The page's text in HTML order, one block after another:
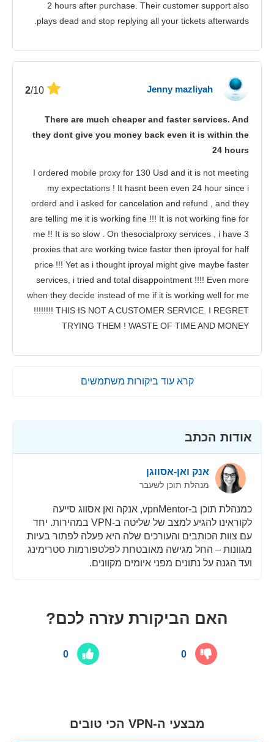
2 hours after purchase. Their customer support also
plays dead and stop replying all your tickets afterwards.
Jenny mazliyah
/10
There are much cheaper and faster services. And
they dont give you money back even it is within the
24 hours
I ordered mobile proxy for 130 Usd and it is not meeting
my expectations ! It hasnt been even 24 hour since i
orderd and i asked for cancelation and refund , and they
are telling me it is working fine !!! It is not working fine for
me !! It is so slow . On thesocialproxy services , i have 3
proxies that are working twice faster then iproyal for half
price !!! Yet as i thought iproyal might give maybe faster
services, i tried and total disappointment !!!! Even more
when they decide instead of me if it is working well for me
!!!!!!!! THIS IS NOT A CUSTOMER SERVICE. I REGRET
TRYING THEM ! WASTE OF TIME AND MONEY
קרא עוד ביקורות משתמשים
אודות הכתב
אנק ואן-אסווגן
מנהלת תוכן לשעבר
כמנהלת תוכן ב-vpnMentor, אנקה ואן אסווג סייעה
לקוראינו להגיע למצב של שליטה ב-VPN במהירות. יחד
עם צוות הכותבים והעורכים שלה היא פעלה לפתור בעיות
מגוונות – החל מגישה מאובטחת לפלטפורמות סטרימינג
ועד הגנה על נתונים מפני איומים מקוונים.
האם הביקורת עזרה לכם?
0 0
מבצעי ה-VPN הכי טובים